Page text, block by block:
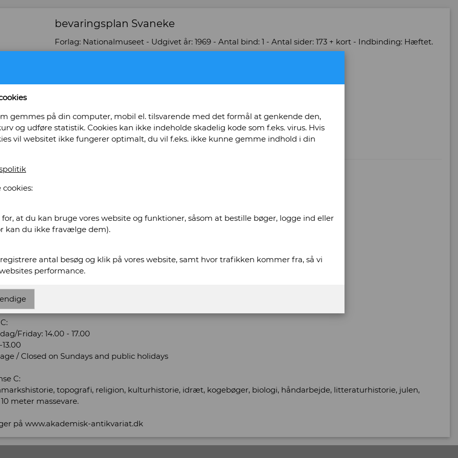
bevaringsplan Svaneke
Forlag: Nationalmuseet - Udgivet år: 1969 - Antal bind: 1 - Antal sider: 173 + kort - Indbinding: Hæftet.
-
A4 format.
Læg i kurv
Antikvariat
antikvariat.dk
antikvariat.dk
Antikvariat
Friday: 14.00 - 17.00
/ Closed on Sundays and public holidays
C:
topografi, religion, kulturhistorie, idræt, kogebøger, biologi, håndarbejde, litteraturhistorie, julen,
meter massevare.
på www.akademisk-antikvariat.dk
gemmes på din computer, mobil el. tilsvarende med det formål at genkende den,
og udføre statistik. Cookies kan ikke indeholde skadelig kode som f.eks. virus. Hvis
vil websitet ikke fungerer optimalt, du vil f.eks. ikke kunne gemme indhold i din
for, at du kan bruge vores website og funktioner, såsom at bestille bøger, logge ind eller
kan du ikke fravælge dem).
antal besøg og klik på vores website, samt hvor trafikken kommer fra, så vi
performance.